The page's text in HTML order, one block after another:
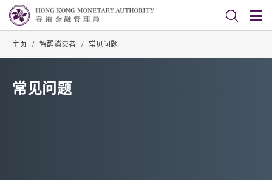
主页 / 智醒消费者 / 常见问题
常见问题